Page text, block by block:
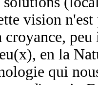
vision
en la
qui